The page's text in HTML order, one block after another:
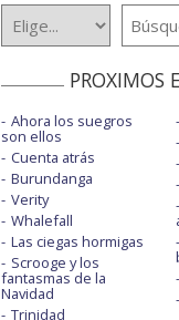
PROXIMOS
Ahora los suegros
son ellos
Cuenta atrás
Burundanga
Verity
Whalefall
Las ciegas hormigas
Scrooge y los
fantasmas de la
Navidad
Trinidad